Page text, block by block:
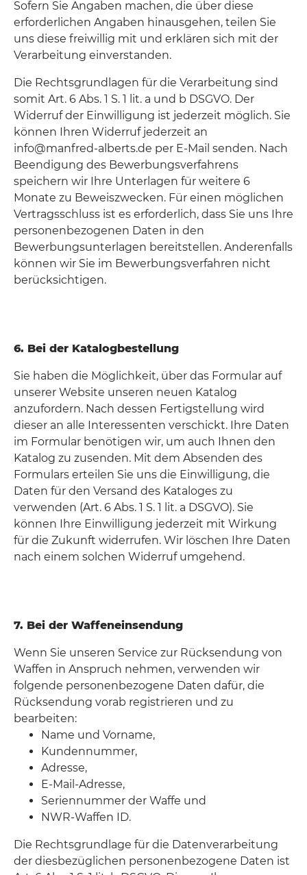
Sofern Sie Angaben machen, die über diese
erforderlichen Angaben hinausgehen, teilen Sie
uns diese freiwillig mit und erklären sich mit der
Verarbeitung einverstanden.
Die Rechtsgrundlagen für die Verarbeitung sind
somit Art. 6 Abs. 1 S. 1 lit. a und b DSGVO. Der
Widerruf der Einwilligung ist jederzeit möglich. Sie
können Ihren Widerruf jederzeit an
info@manfred-alberts.de per E-Mail senden. Nach
Beendigung des Bewerbungsverfahrens
speichern wir Ihre Unterlagen für weitere 6
Monate zu Beweiszwecken. Für einen möglichen
Vertragsschluss ist es erforderlich, dass Sie uns Ihre
personenbezogenen Daten in den
Bewerbungsunterlagen bereitstellen. Anderenfalls
können wir Sie im Bewerbungsverfahren nicht
berücksichtigen.
6. Bei der Katalogbestellung
Sie haben die Möglichkeit, über das Formular auf
unserer Website unseren neuen Katalog
anzufordern. Nach dessen Fertigstellung wird
dieser an alle Interessenten verschickt. Ihre Daten
im Formular benötigen wir, um auch Ihnen den
Katalog zu zusenden. Mit dem Absenden des
Formulars erteilen Sie uns die Einwilligung, die
Daten für den Versand des Kataloges zu
verwenden (Art. 6 Abs. 1 S. 1 lit. a DSGVO). Sie
können Ihre Einwilligung jederzeit mit Wirkung
für die Zukunft widerrufen. Wir löschen Ihre Daten
nach einem solchen Widerruf umgehend.
7. Bei der Waffeneinsendung
Wenn Sie unseren Service zur Rücksendung von
Waffen in Anspruch nehmen, verwenden wir
folgende personenbezogene Daten dafür, die
Rücksendung vorab registrieren und zu
bearbeiten:
Name und Vorname,
Kundennummer,
Adresse,
E-Mail-Adresse,
Seriennummer der Waffe und
NWR-Waffen ID.
Die Rechtsgrundlage für die Datenverarbeitung
der diesbezüglichen personenbezogene Daten ist